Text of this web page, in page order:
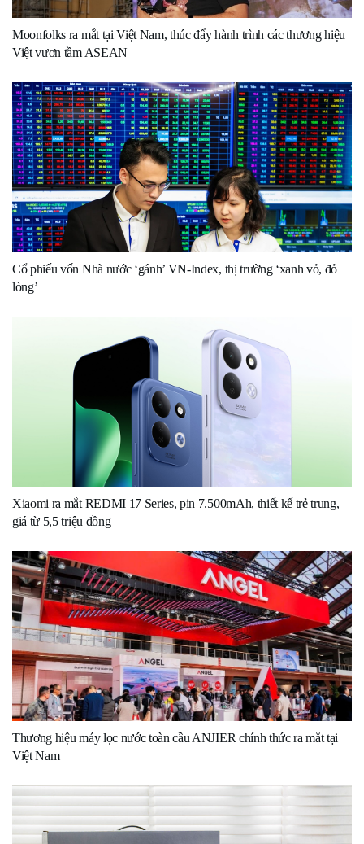
Moonfolks ra mắt tại Việt Nam, thúc đẩy hành trình các thương hiệu
Việt vươn tầm ASEAN
Cổ phiếu vốn Nhà nước ‘gánh’ VN-Index, thị trường ‘xanh vỏ, đỏ
lòng’
Xiaomi ra mắt REDMI 17 Series, pin 7.500mAh, thiết kế trẻ trung,
giá từ 5,5 triệu đồng
Thương hiệu máy lọc nước toàn cầu ANJIER chính thức ra mắt tại
Việt Nam